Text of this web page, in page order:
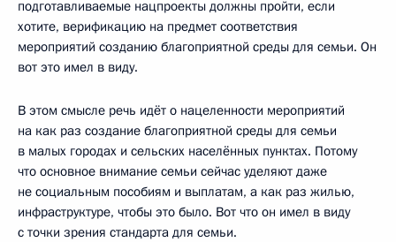
подготавливаемые нацпроекты должны пройти, если
хотите, верификацию на предмет соответствия
мероприятий созданию благоприятной среды для семьи. Он
вот это имел в виду.
В этом смысле речь идёт о нацеленности мероприятий
на как раз создание благоприятной среды для семьи
в малых городах и сельских населённых пунктах. Потому
что основное внимание семьи сейчас уделяют даже
не социальным пособиям и выплатам, а как раз жилью,
инфраструктуре, чтобы это было. Вот что он имел в виду
с точки зрения стандарта для семьи.